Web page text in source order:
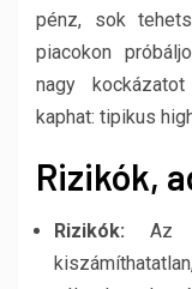
pénz, sok
piacokon
nagy
kaphat: tipikus
Rizikók,
Rizikók: Az